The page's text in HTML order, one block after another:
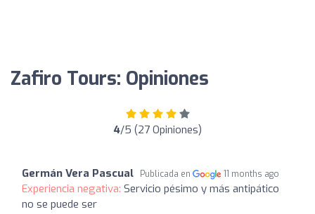
Zafiro Tours: Opiniones
4/5 (27 Opiniones)
Germán Vera Pascual Publicada en 11 months ago
Experiencia negativa: Servicio pésimo y más antipático
no se puede ser